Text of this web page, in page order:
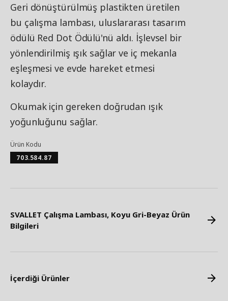
Geri dönüştürülmüş plastikten üretilen
bu çalışma lambası, uluslararası tasarım
ödülü Red Dot Ödülü'nü aldı. İşlevsel bir
yönlendirilmiş ışık sağlar ve iç mekanla
eşleşmesi ve evde hareket etmesi
kolaydır.
Okumak için gereken doğrudan ışık
yoğunluğunu sağlar.
Ürün Kodu
703.584.87
SVALLET Çalışma Lambası, Koyu Gri-Beyaz Ürün
Bilgileri
İçerdiği Ürünler